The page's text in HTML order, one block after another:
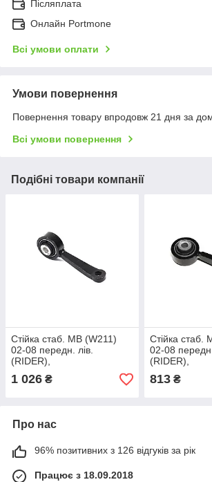
Післяплата
Онлайн Portmone
Всі умови оплати
Умови повернення
Повернення товару впродовж 21 дня за
Всі умови повернення
Подібні товари компанії
Стійка стаб. MB (W211)
02-08 передн. лів.
(RIDER),
арт.RD.341529308
1 026 ₴
Стійка стаб.
02-08
(RIDER),
813₴
Про нас
96% позитивних з 126 відгуків за рік
Працює з 18.09.2018